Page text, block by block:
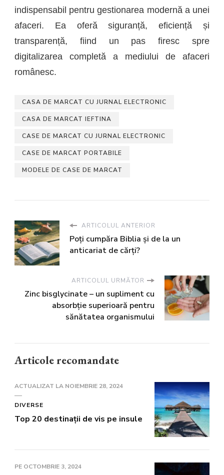
indispensabil pentru gestionarea modernă a unei
afaceri. Ea oferă siguranță, eficiență și
transparență, fiind un pas firesc spre
digitalizarea completă a mediului de afaceri
românesc.
CASA DE MARCAT CU JURNAL ELECTRONIC
CASA DE MARCAT IEFTINA
CASE DE MARCAT CU JURNAL ELECTRONIC
CASE DE MARCAT PORTABILE
MODELE DE CASE DE MARCAT
ARTICOLUL ANTERIOR
Poți cumpăra Biblia și de la un
anticariat de cărți?
ARTICOLUL URMĂTOR
Zinc bisglycinate – un supliment cu
absorbție superioară pentru
sănătatea organismului
Articole recomandate
ACTUALIZAT LA NOIEMBRIE 28, 2024
DIVERSE
Top 20 destinații de vis pe insule
PE OCTOMBRIE 3, 2024